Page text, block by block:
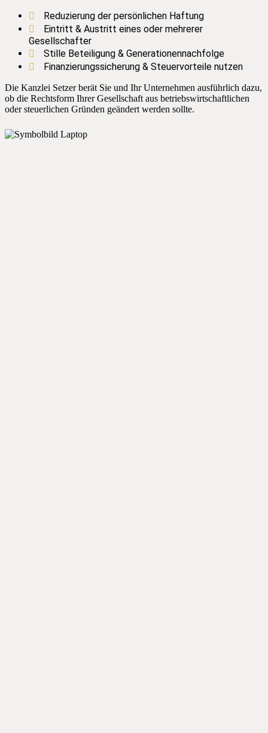
Reduzierung der persönlichen Haftung
Eintritt & Austritt eines oder mehrerer
Gesellschafter
Stille Beteiligung & Generationennachfolge
Finanzierungssicherung & Steuervorteile nutzen
Die Kanzlei Setzer berät Sie und Ihr Unternehmen ausführlich dazu,
ob die Rechtsform Ihrer Gesellschaft aus betriebswirtschaftlichen
oder steuerlichen Gründen geändert werden sollte.